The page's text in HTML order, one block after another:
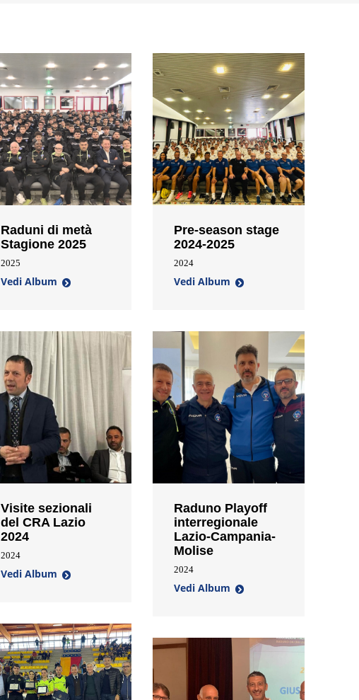
Raduni di metà
Stagione 2025
2025
Vedi Album
Pre-season stage
2024-2025
2024
Vedi Album
Visite sezionali
del CRA Lazio
2024
2024
Vedi Album
Raduno Playoff
interregionale
Lazio-Campania-
Molise
2024
Vedi Album